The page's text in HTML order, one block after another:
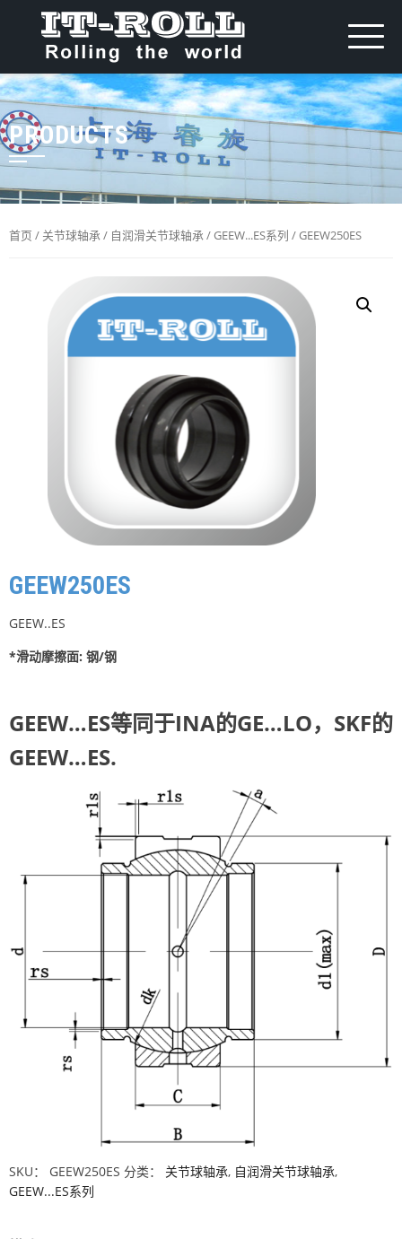
PRODUCTS
首页 / 关节球轴承/ 自润滑关节球轴承/GEEW...ES系列 / GEEW250ES
GEEW250ES
GEEW..ES
*滑动摩擦面: 钢/钢
GEEW…ES等同于INA的GE…LO，SKF的
GEEW…ES.
SKU： GEEW250ES 分类： 关节球轴承, 自润滑关节球轴承,
GEEW...ES系列